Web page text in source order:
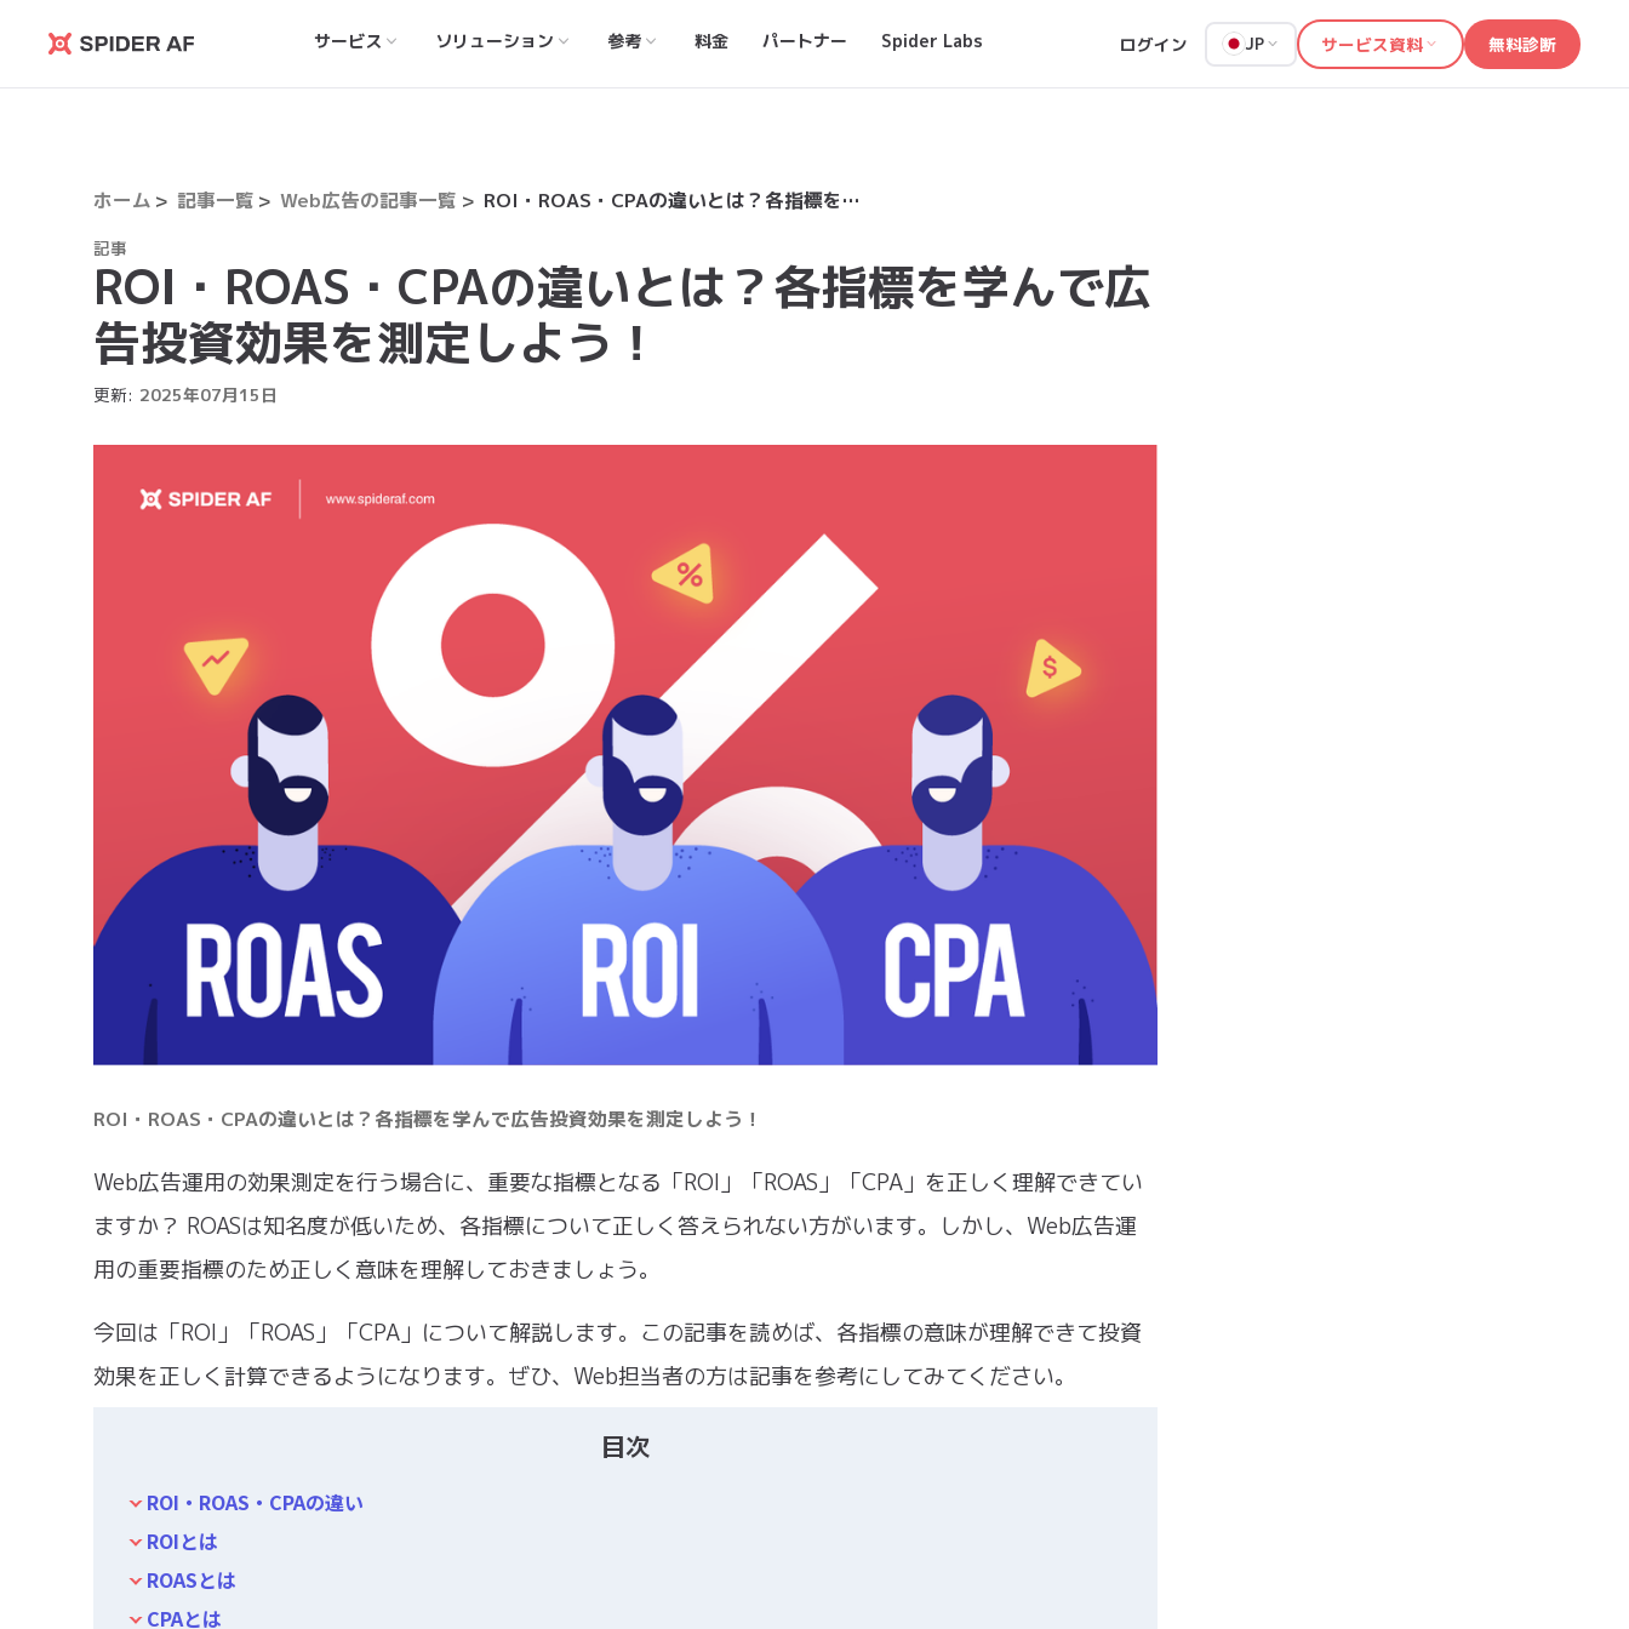
Spider
サービス ソリューション 参考 料金 パートナー Spider Labs ログイン JP サービス資料 無料診断
ホーム 記事一覧 Web広告の記事一覧 ROI・ROAS・CPAの違いとは？各指標を学んで広告投資効果を測定しよう！
記事
ROI・ROAS・CPAの違いとは？各指標を学んで広
告投資効果を測定しよう！
更新: 2025年07月15 日
ROI・ROAS・CPAの違いとは？各指標を学んで広告投資効果を測定しよう！
Web広告運用の効果測定を行う場合に、重要な指標となる「ROI」「ROAS」「CPA」を正しく理解できてい
ますか？ ROASは知名度が低いため、各指標について正しく答えられない方がいます。しかし、Web広告運
用の重要指標のため正しく意味を理解しておきましょう。
今回は「ROI」「ROAS」「CPA」について解説します。この記事を読めば、各指標の意味が理解できて投資
効果を正しく計算できるようになります。ぜひ、Web担当者の方は記事を参考にしてみてください。
目次
ROI・ROAS・CPAの違い
ROIとは
ROASとは
CPAとは